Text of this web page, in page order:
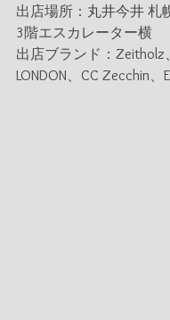
出店場所：丸井今井 札
3階エスカレーター横
出店ブランド：Zeitholz
LONDON、CC Zecchin、